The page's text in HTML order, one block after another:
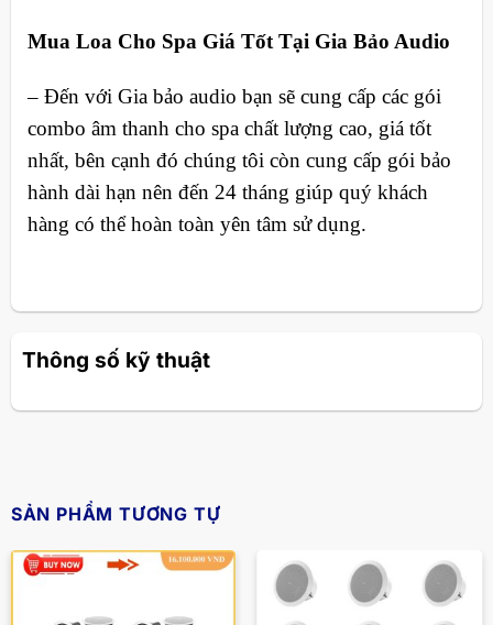
Mua Loa Cho Spa Giá Tốt Tại Gia Bảo Audio
– Đến với Gia bảo audio bạn sẽ cung cấp các gói
combo âm thanh cho spa chất lượng cao, giá tốt
nhất, bên cạnh đó chúng tôi còn cung cấp gói bảo
hành dài hạn nên đến 24 tháng giúp quý khách
hàng có thể hoàn toàn yên tâm sử dụng.
Thông số kỹ thuật
SẢN PHẨM TƯƠNG TỰ